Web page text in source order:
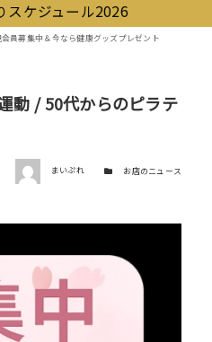
スケジュール2026
員募集中＆今なら健康グッズプレゼント
動 / 50代からのピラテ
著者 まいぷれ カテゴリーお店のニュース